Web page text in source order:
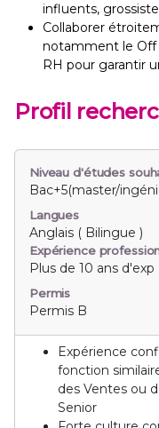
influents,
Collaborer
notamment le Off
RH pour garantir
Profil
Niveau d'études
Bac+5(master/
Langues
Anglais ( Bilingue )
Expérience
Plus de 10 ans d'exp
Permis
Permis B
Expérience
fonction
des Ventes ou
Senior